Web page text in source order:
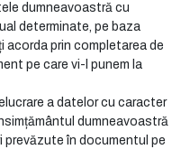
dumneavoastră cu
determinate, pe baza
acorda prin completarea de
pe care vi-l punem la
a datelor cu caracter
dumneavoastră
prevăzute în documentul pe